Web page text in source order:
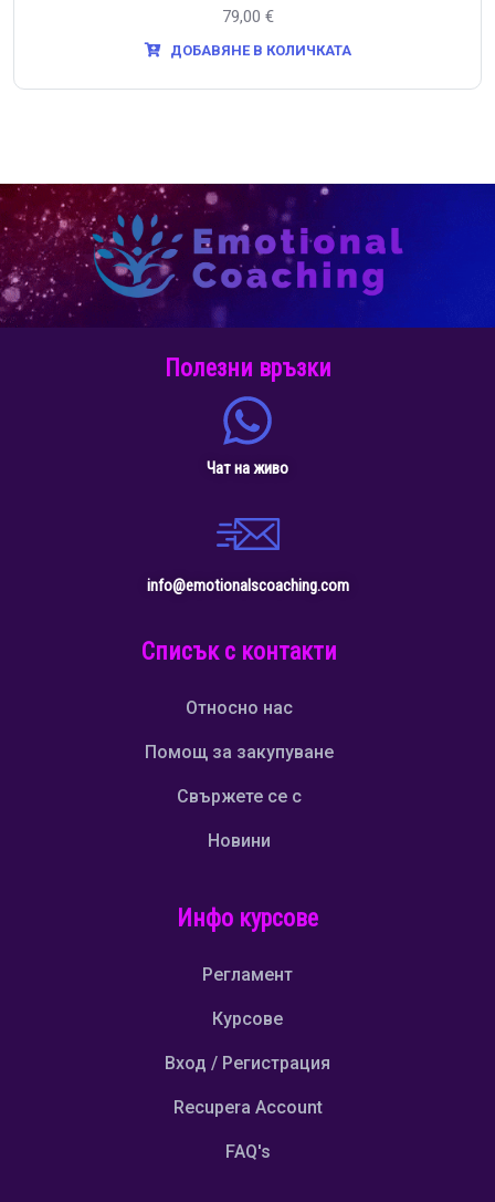
79,00 €
ДОБАВЯНЕ В КОЛИЧКАТА
Полезни връзки
Чат на живо
info@emotionalscoaching.com
Списък с контакти
Относно нас
Помощ за закупуване
Свържете се с
Новини
Инфо курсове
Регламент
Курсове
Вход / Регистрация
Recupera Account
FAQ's